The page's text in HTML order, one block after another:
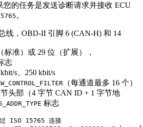
您的任务是发送诊断请求并接收 ECU
。
线，OBD-II 引脚 6 (CAN-H) 和 14
标准）或 29 位（扩展），
志
s、250 kbit/s
（每通道最多 16 个）
头部（4 字节 CAN ID + 1 字节地
标志
ISO 15765 连接